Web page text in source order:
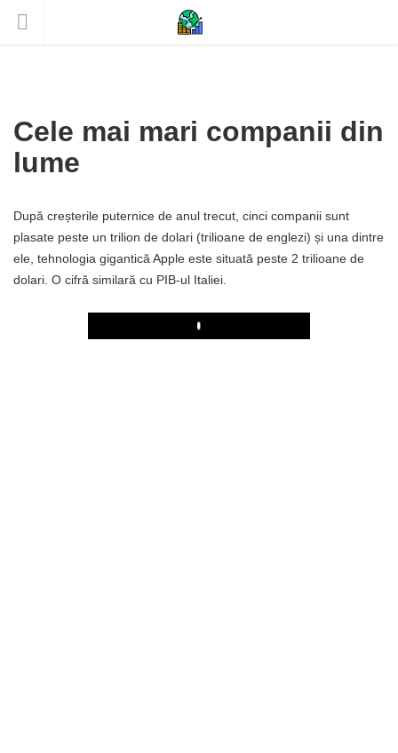
Cele mai mari companii din
lume
După creșterile puternice de anul trecut, cinci companii sunt
plasate peste un trilion de dolari (trilioane de englezi) și una dintre
ele, tehnologia gigantică Apple este situată peste 2 trilioane de
dolari. O cifră similară cu PIB-ul Italiei.
Play